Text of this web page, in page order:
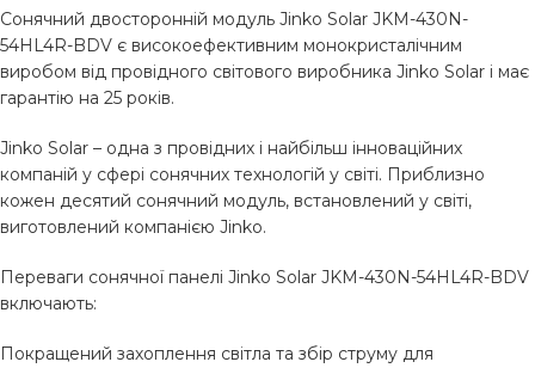
Сонячний двосторонній модуль Jinko Solar JKM-430N-
54HL4R-BDV є високоефективним монокристалічним
виробом від провідного світового виробника Jinko Solar і має
гарантію на 25 років.
Jinko Solar – одна з провідних і найбільш інноваційних
компаній у сфері сонячних технологій у світі. Приблизно
кожен десятий сонячний модуль, встановлений у світі,
виготовлений компанією Jinko.
Переваги сонячної панелі Jinko Solar JKM-430N-54HL4R-BDV
включають:
Покращений захоплення світла та збір струму для